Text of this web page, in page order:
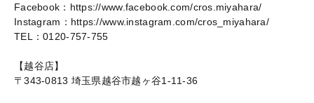
Facebook：https://www.facebook.com/cros.miyahara/
Instagram：https://www.instagram.com/cros_miyahara/
TEL：0120-757-755
【越谷店】
〒343-0813 埼玉県越谷市越ヶ谷1-11-36